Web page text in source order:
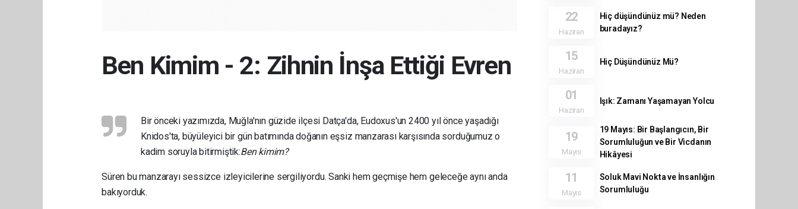
Ben Kimim - 2: Zihnin İnşa Ettiği Evren
Bir önceki yazımızda, Muğla'nın güzide ilçesi Datça'da, Eudoxus'un 2400 yıl önce yaşadığı
Knidos'ta, büyüleyici bir gün batımında doğanın eşsiz manzarası karşısında sorduğumuz o
kadim soruyla bitirmiştik:Ben kimim?
Süren bu manzarayı sessizce izleyicilerine sergiliyordu. Sanki hem geçmişe hem geleceğe aynı anda
bakıyorduk.
22
Haziran
Hiç düşündünüz mü? Neden
buradayız?
15
Haziran
Hiç Düşündünüz Mü?
01
Haziran
Işık: Zamanı Yaşamayan Yolcu
19
Mayıs
19 Mayıs: Bir Başlangıcın, Bir
Sorumluluğun ve Bir Vicdanın
Hikâyesi
11
Mayıs
Soluk Mavi Nokta ve İnsanlığın
Sorumluluğu